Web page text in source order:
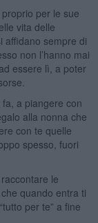
per le sue
vita delle
affidano sempre di
non l’hanno mai
essere lì, a poter
a piangere con
alla nonna che
con te quelle
spesso, fuori
le
quando entra ti
per te” a fine